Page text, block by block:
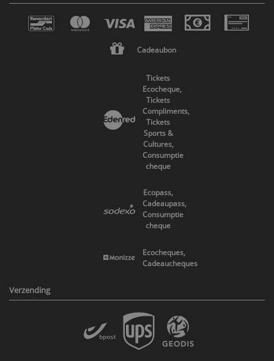
Cadeaubon
Tickets
Ecocheque,
Tickets
Compliments,
Tickets
Sports &
Cultures,
Consumptie
cheque
Ecopass,
Cadeaupass,
Consumptie
cheque
Ecocheques,
Cadeaucheques
Verzending